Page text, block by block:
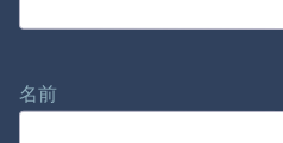
名前